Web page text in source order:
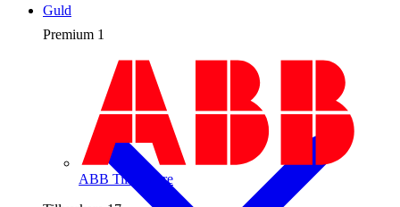
Premium 1
ABB Tillverkare
Guld